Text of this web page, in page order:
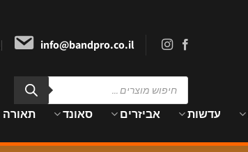
info@bandpro.co.il
Products
search
עדשות אביזרים סאונד תאורה